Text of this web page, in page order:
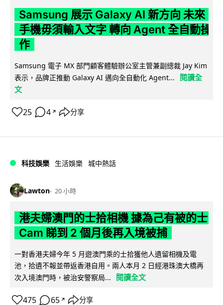
Samsung 展示 Galaxy AI 新方向 未來
手機毋須輸入文字 轉向 Agent 全自動操
作
Samsung 電子 MX 部門顧客體驗辦公室主管兼副總裁 Jay Kim
表示，品牌正推動 Galaxy AI 邁向全自動化 Agent...
閱讀全
文
25 4 ↗ 分享
科技娛樂 生活娛樂 城中熱話
Lawton 20 小時
港夫婦澳門的士拾相機 據為己有被的士
Cam 睇到 2 個月後再入境被捕
一對香港夫婦今年 5 月遊澳門乘的士拾獲他人遺留相機及電
池，拾遺不報並帶返香港自用。兩人本月 2 日經港珠澳大橋再
次入境澳門時，被治安警察局...
閱讀全文
475 65 ↗ 分享